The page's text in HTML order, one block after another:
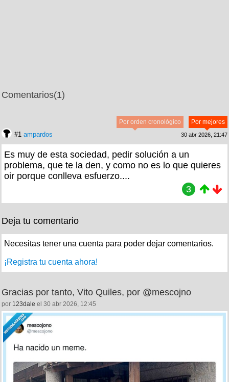
Comentarios(1)
Por mejores
Por orden cronológico
#1 ampardos 30 abr 2026, 21:47
Es muy de esta sociedad, pedir solución a un
problema, que te la den, y como no es lo que quieres
oir porque conlleva esfuerzo....
3
Deja tu comentario
Necesitas tener una cuenta para poder dejar comentarios.
¡Registra tu cuenta ahora!
Gracias por tanto, Vito Quiles, por @mescojno
por 123dale el 30 abr 2026, 12:45